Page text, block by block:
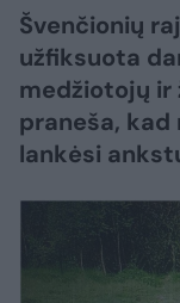
Švenčionių
užfiksuota
medžiotojų ir
praneša,
lankėsi